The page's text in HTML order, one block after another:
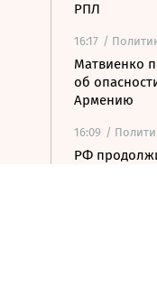
РПЛ
16:17 /
Матвиенко
об
Армению
16:09 /
РФ